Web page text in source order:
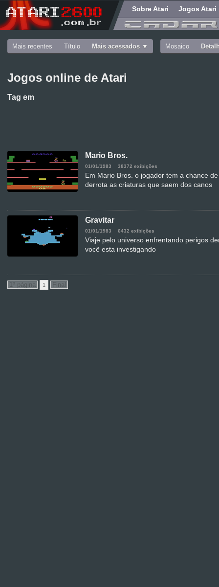
Sobre Atari Jogos Atari
Mais recentes Título Mais acessados Mosaico
Jogos online de Atari
Tag em
Mario Bros.
01/01/1983 38372 exibições
Em Mario Bros. o jogador tem a chance
derrota as criaturas que saem dos canos
Gravitar
01/01/1983 6432 exibições
Viaje pelo universo enfrentando perigos
você esta investigando
1